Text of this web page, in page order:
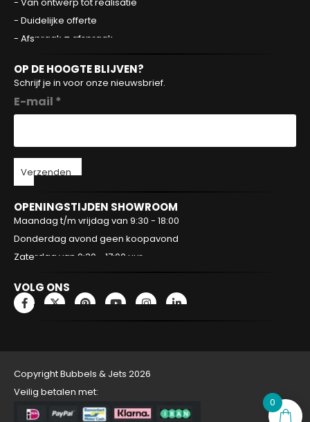
- Van ontwerp tot realisatie
- Duidelijke offerte
- Afspraak = afspraak
OP DE HOOGTE BLIJVEN?
Schrijf je in voor onze nieuwsbrief.
E-mail *
Verzenden
OPENINGSTIJDEN SHOWROOM
Maandag t/m vrijdag van 9:30 - 18:00
Donderdag avond geen koopavond
Zaterdag van 9:30 - 17:00 uur
VOLG ONS
Copyright Bubbels & Jets 2026
Veilig betalen met:
0